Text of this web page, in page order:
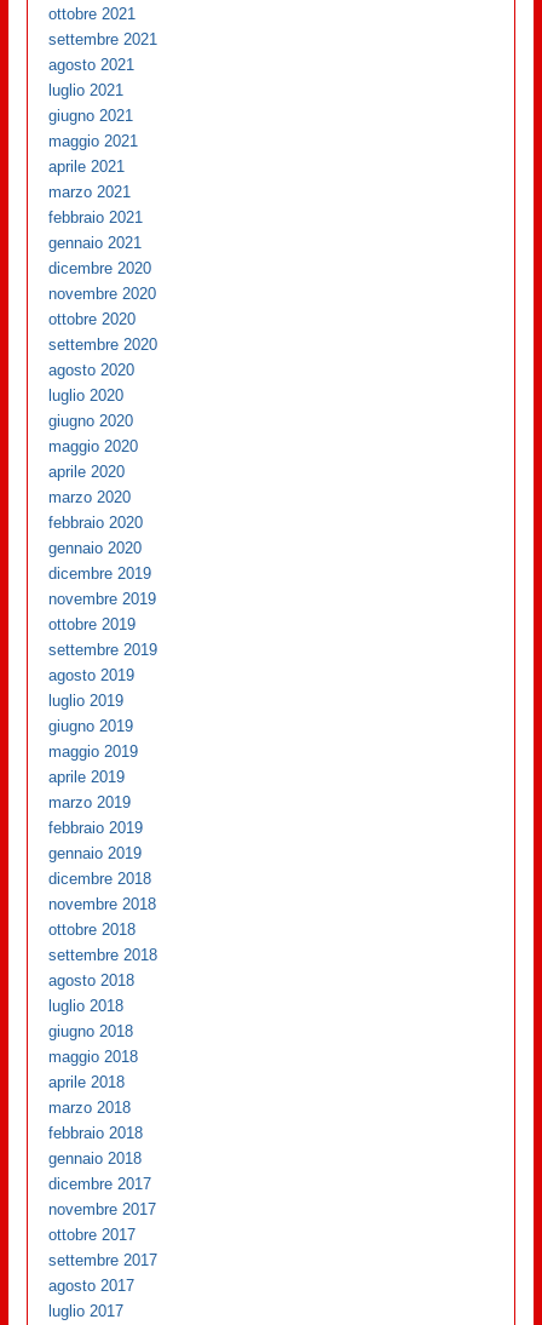
ottobre 2021
settembre 2021
agosto 2021
luglio 2021
giugno 2021
maggio 2021
aprile 2021
marzo 2021
febbraio 2021
gennaio 2021
dicembre 2020
novembre 2020
ottobre 2020
settembre 2020
agosto 2020
luglio 2020
giugno 2020
maggio 2020
aprile 2020
marzo 2020
febbraio 2020
gennaio 2020
dicembre 2019
novembre 2019
ottobre 2019
settembre 2019
agosto 2019
luglio 2019
giugno 2019
maggio 2019
aprile 2019
marzo 2019
febbraio 2019
gennaio 2019
dicembre 2018
novembre 2018
ottobre 2018
settembre 2018
agosto 2018
luglio 2018
giugno 2018
maggio 2018
aprile 2018
marzo 2018
febbraio 2018
gennaio 2018
dicembre 2017
novembre 2017
ottobre 2017
settembre 2017
agosto 2017
luglio 2017